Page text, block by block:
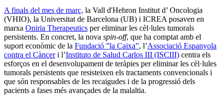
A finals del mes de març, la Vall d'Hebron Institut d’ Oncologia
(VHIO), la Universitat de Barcelona (UB) i ICREA posaven en
marxa Oniria Therapeutics per eliminar les cèl·lules tumorals
persistents. En concret, la nova spin-off, que ha comptat amb el
suport econòmic de la Fundació ”la Caixa”, l’Associació Espanyola
contra el Cànceri l’Instituto de Salud Carlos III (ISCIII) centra els
esforços en el desenvolupament de teràpies per eliminar les cèl·lules
tumorals persistents que resisteixen els tractaments convencionals i
que són responsables de les recaigudes i de la progressió dels
pacients a fases més avançades de la malaltia.